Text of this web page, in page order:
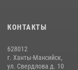
КОНТАКТЫ
628012
г. Ханты-Мансийск,
ул. Свердлова д. 10